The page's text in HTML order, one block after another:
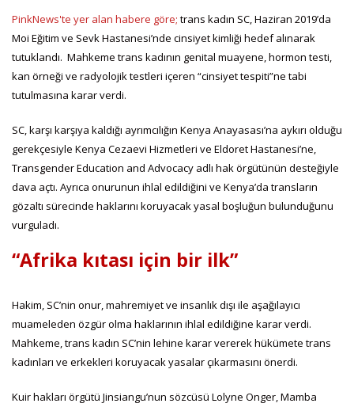
PinkNews'te yer alan habere göre; trans kadın SC, Haziran 2019’da
Moi Eğitim ve Sevk Hastanesi’nde cinsiyet kimliği hedef alınarak
tutuklandı. Mahkeme trans kadının genital muayene, hormon testi,
kan örneği ve radyolojik testleri içeren “cinsiyet tespiti”ne tabi
tutulmasına karar verdi.
SC, karşı karşıya kaldığı ayrımcılığın Kenya Anayasası’na aykırı olduğu
gerekçesiyle Kenya Cezaevi Hizmetleri ve Eldoret Hastanesi’ne,
Transgender Education and Advocacy adlı hak örgütünün desteğiyle
dava açtı. Ayrıca onurunun ihlal edildiğini ve Kenya’da transların
gözaltı sürecinde haklarını koruyacak yasal boşluğun bulunduğunu
vurguladı.
“Afrika kıtası için bir ilk”
Hakim, SC’nin onur, mahremiyet ve insanlık dışı ile aşağılayıcı
muameleden özgür olma haklarının ihlal edildiğine karar verdi.
Mahkeme, trans kadın SC’nin lehine karar vererek hükümete trans
kadınları ve erkekleri koruyacak yasalar çıkarmasını önerdi.
Kuir hakları örgütü Jinsiangu’nun sözcüsü Lolyne Onger, Mamba